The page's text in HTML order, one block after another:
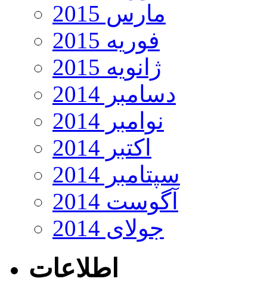
مارس 2015
فوریه 2015
ژانویه 2015
دسامبر 2014
نوامبر 2014
اکتبر 2014
سپتامبر 2014
آگوست 2014
جولای 2014
اطلاعات